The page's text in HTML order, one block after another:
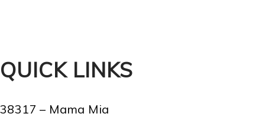
QUICK LINKS
38317 – Mama Mia